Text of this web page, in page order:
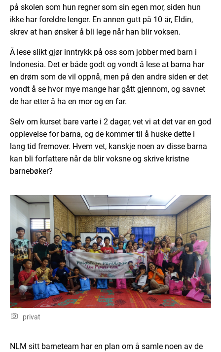
på skolen som hun regner som sin egen mor, siden hun
ikke har foreldre lenger. En annen gutt på 10 år, Eldin,
skrev at han ønsker å bli lege når han blir voksen.
Å lese slikt gjør inntrykk på oss som jobber med barn i
Indonesia. Det er både godt og vondt å lese at barna har
en drøm som de vil oppnå, men på den andre siden er det
vondt å se hvor mye mange har gått gjennom, og savnet
de har etter å ha en mor og en far.
Selv om kurset bare varte i 2 dager, vet vi at det var en god
opplevelse for barna, og de kommer til å huske dette i
lang tid fremover. Hvem vet, kanskje noen av disse barna
kan bli forfattere når de blir voksne og skrive kristne
barnebøker?
privat
NLM sitt barneteam har en plan om å samle noen av de